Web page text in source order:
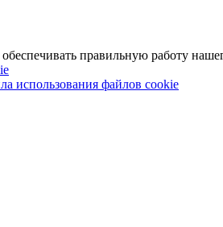
правильную работу
использования файлов cookie